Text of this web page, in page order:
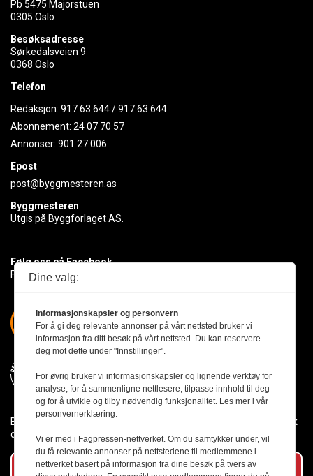
Pb 5475 Majorstuen
0305 Oslo
Besøksadresse
Sørkedalsveien 9
0368 Oslo
Telefon
Redaksjon: 917 63 644/917 63 644
Abonnement: 24 07 70 57
Annonser: 901 27 006
Epost
post@byggmesteren.as
Byggmesteren
Utgis på Byggforlaget AS.
Følg oss på Facebook
Få med deg det siste innen byggebransjen
Byggmesteren følger Vær Varsom-plakaten og presseetikken slik
den er nedfelt i Redaktørplakaten.
Abonner på vårt nyhetsbrev
Dine valg:
Informasjonskapsler og personvern
For å gi deg relevante annonser på vårt nettsted bruker vi
informasjon fra ditt besøk på vårt nettsted. Du kan reservere
deg mot dette under "Innstillinger".
For øvrig bruker vi informasjonskapsler og lignende verktøy for
analyse, for å sammenligne nettlesere, tilpasse innhold til deg
og for å utvikle og tilby nødvendig funksjonalitet. Les mer i vår
personvernerklæring.
Vi er med i Fagpressen-nettverket. Om du samtykker under, vil
du få relevante annonser på nettstedene til medlemmene i
nettverket basert på informasjon fra dine besøk på tvers av